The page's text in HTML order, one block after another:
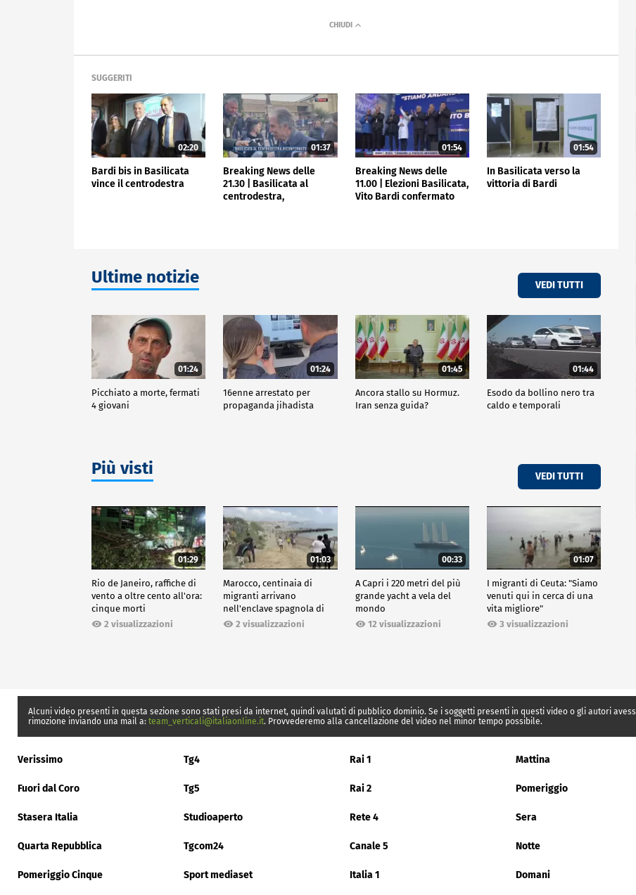
SUGGERITI
02:20
Bardi bis in Basilicata
vince il centrodestra
01:37
Breaking News delle
21.30 | Basilicata al
centrodestra,
01:54
Breaking News delle
11.00 | Elezioni Basilicata,
Vito Bardi confermato
01:54
In Basilicata verso la
vittoria di Bardi
Ultime notizie VEDI TUTTI
01:24
Picchiato a morte, fermati
4 giovani
01:24
16enne arrestato per
propaganda jihadista
01:45
Ancora stallo su Hormuz.
Iran senza guida?
01:44
Esodo da bollino nero tra
caldo e temporali
Più visti VEDI TUTTI
01:29
Rio de Janeiro, raffiche di
vento a oltre cento all'ora:
cinque morti
2 visualizzazioni
01:03
Marocco, centinaia di
migranti arrivano
nell'enclave spagnola di
Ceuta2 visualizzazioni
00:33
A Capri i 220 metri del più
grande yacht a vela del
mondo
12 visualizzazioni
01:07
I migranti di Ceuta: "Siamo
venuti qui in cerca di una
vita migliore"
3 visualizzazioni
Alcuni video presenti in questa sezione sono stati presi da internet, quindi valutati di pubblico dominio. Se i soggetti presenti in questi video o gli autori
rimozione inviando una mail a: team_verticali@italiaonline.it. Provvederemo alla cancellazione del video nel minor tempo possibile.
Verissimo Tg4 Rai 1 Mattina
Fuori dal Coro Tg5 Rai 2 Pomeriggio
Stasera Italia Studioaperto Rete 4 Sera
Quarta Repubblica Tgcom24 Canale 5 Notte
Pomeriggio Cinque Sport mediaset Italia 1 Domani